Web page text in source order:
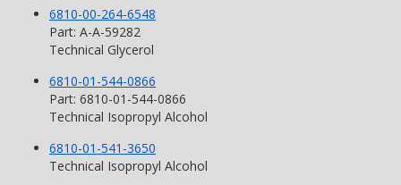
6810-00-264-6548
Part: A-A-59282
Technical Glycerol
6810-01-544-0866
Part: 6810-01-544-0866
Technical Isopropyl Alcohol
6810-01-541-3650
Technical Isopropyl Alcohol